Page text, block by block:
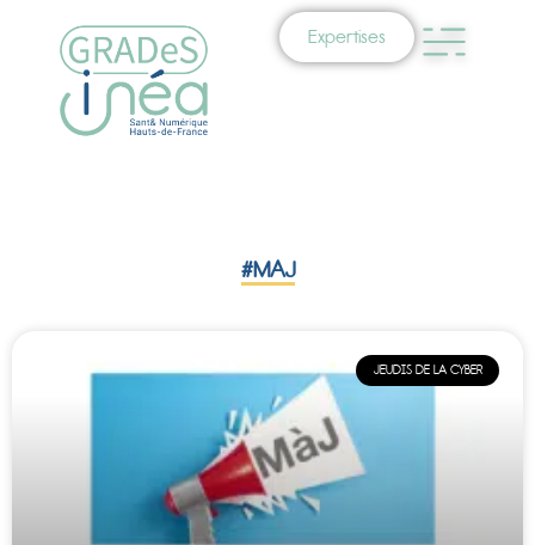
Expertises
#MAJ
JEUDIS DE LA CYBER